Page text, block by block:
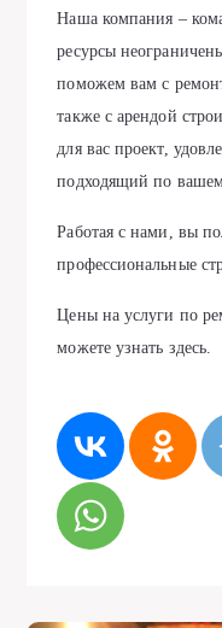
Наша компания –
ресурсы
поможем вам с
также с арендой
для вас проект,
подходящий по
Работая с нами, вы
профессиональные
Цены на услуги по
можете узнать здесь.